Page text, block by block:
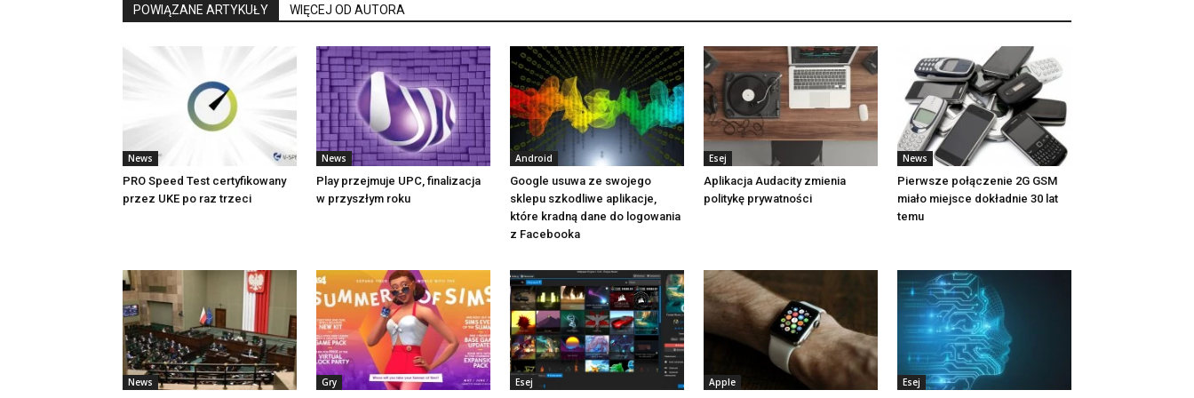
POWIĄZANE ARTYKUŁY WIĘCEJ OD AUTORA
News
PRO Speed Test certyfikowany
przez UKE po raz trzeci
News
Play przejmuje UPC, finalizacja
w przyszłym roku
Android
Google usuwa ze swojego
sklepu szkodliwe aplikacje,
które kradną dane do logowania
z Facebooka
Esej
Aplikacja Audacity zmienia
politykę prywatności
News
Pierwsze połączenie 2G GSM
miało miejsce dokładnie 30 lat
temu
News Gry Esej Apple Esej